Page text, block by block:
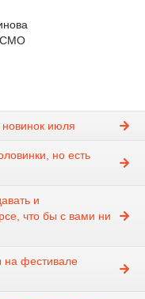
июля
но есть
и
что бы с вами ни
на фестивале